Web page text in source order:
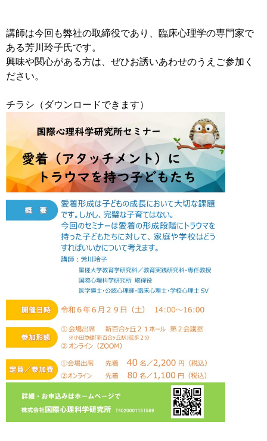
講師は今回も弊社の取締役であり、臨床心理学の専門家で
ある芳川玲子氏です。
興味や関心がある方は、ぜひお誘いあわせのうえご参加く
ださい。
チラシ（ダウンロードできます）